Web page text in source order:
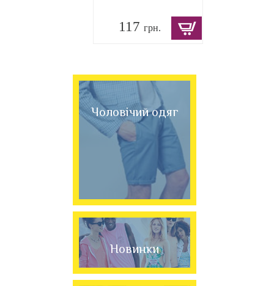
117грн.
Чоловічий одяг
Новинки